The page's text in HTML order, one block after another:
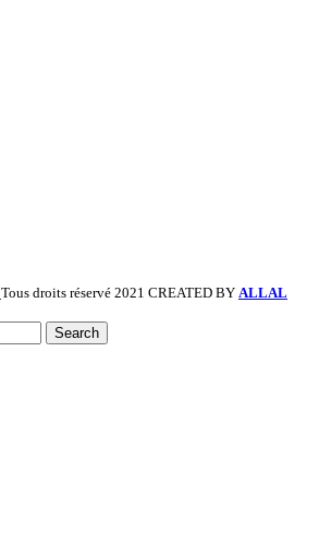
Tous droits réservé 2021 CREATED BY ALLAL
Search